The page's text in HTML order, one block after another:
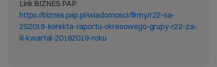
Link BIZNES PAP:
https://biznes.pap.pl/wiadomosci/firmy/r22-sa-
252019-korekta-raportu-okresowego-grupy-r22-za-
iii-kwartal-20182019-roku